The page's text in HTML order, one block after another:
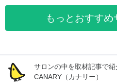
もっとおすすめ
サロンの中を取材記事で紹
CANARY（カナリー）